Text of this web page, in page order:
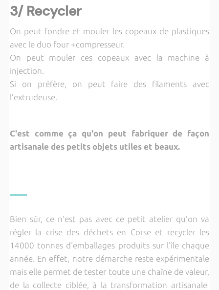
3/ Recycler
On peut fondre et mouler les copeaux de plastiques
avec le duo four +compresseur.
On peut mouler ces copeaux avec la machine à
injection.
Si on préfère, on peut faire des filaments avec
l’extrudeuse.
C'est comme ça qu'on peut fabriquer de façon
artisanale des petits objets utiles et beaux.
Bien sûr, ce n’est pas avec ce petit atelier qu’on va
régler la crise des déchets en Corse et recycler les
14000 tonnes d'emballages produits sur l'île chaque
année. En effet, notre démarche reste expérimentale
mais elle permet de tester toute une chaîne de valeur,
de la collecte ciblée, à la transformation artisanale